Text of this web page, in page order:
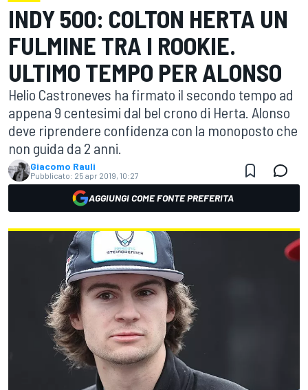
INDY 500: COLTON HERTA UN
FULMINE TRA I ROOKIE.
ULTIMO TEMPO PER ALONSO
Helio Castroneves ha firmato il secondo tempo ad
appena 9 centesimi dal bel crono di Herta. Alonso
deve riprendere confidenza con la monoposto che
non guida da 2 anni.
Giacomo Rauli
Pubblicato: 25 apr 2019, 10:27
AGGIUNGI COME FONTE PREFERITA